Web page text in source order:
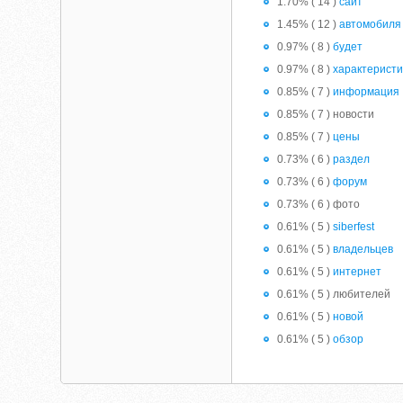
1.45% ( 12 )автомобиля
0.97% ( 8 )будет
0.97% ( 8 )
0.85% ( 7 )информация
0.85% ( 7 ) новости
0.85% ( 7 )цены
0.73% ( 6 )раздел
0.73% ( 6 )форум
0.73% ( 6 ) фото
0.61% ( 5 )siberfest
0.61% ( 5 )владельцев
0.61% ( 5 )интернет
0.61% ( 5 ) любителей
0.61% ( 5 )новой
0.61% ( 5 )обзор